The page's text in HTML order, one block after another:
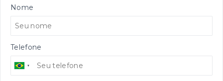
Nome
Telefone